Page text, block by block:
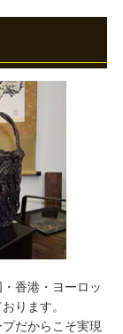
香港・ヨーロッ
ります。
だからこそ実現